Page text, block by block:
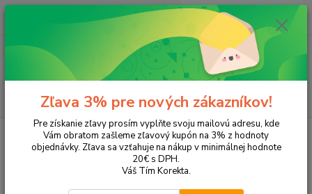
Hľadať
ks
za 0,00 EUR
Tonery a náplne do tlačiarní Hewlett Packard
HP OfficeJet
OfficeJet Pro 8620 PLUS
OfficeJet Pro 8620 PLUS
Zľava 3% pre nových zákazníkov!
Pre získanie zľavy prosím vyplňte svoju mailovú adresu, kde
Vám obratom zašleme zľavový kupón na 3% z hodnoty
objednávky. Zľava sa vzťahuje na nákup v minimálnej hodnote
20€ s DPH.
Váš Tím Korekta.